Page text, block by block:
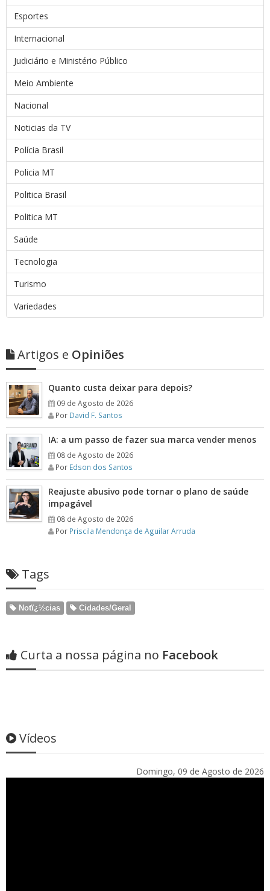
Esportes
Internacional
Judiciário e Ministério Público
Meio Ambiente
Nacional
Noticias da TV
Polícia Brasil
Policia MT
Politica Brasil
Politica MT
Saúde
Tecnologia
Turismo
Variedades
Artigos e Opiniões
Quanto custa deixar para depois?
09 de Agosto de 2026
Por David F. Santos
IA: a um passo de fazer sua marca vender menos
08 de Agosto de 2026
Por Edson dos Santos
Reajuste abusivo pode tornar o plano de saúde
impagável
08 de Agosto de 2026
Por Priscila Mendonça de Aguilar Arruda
Tags
Notï¿½cias Cidades/Geral
Curta a nossa página no Facebook
Vídeos
Domingo, 09 de Agosto de 2026